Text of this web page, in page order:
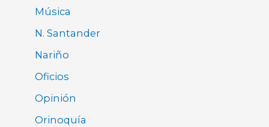
Música
N. Santander
Nariño
Oficios
Opinión
Orinoquía